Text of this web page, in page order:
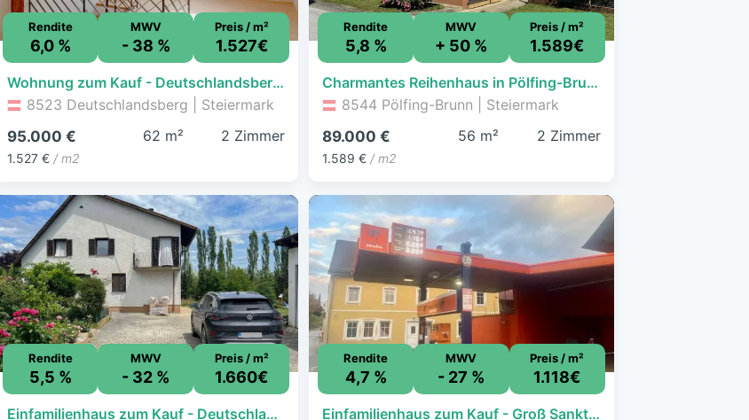
Rendite
6,0 %
MWV
- 38 %
Preis / m²
1.527€
Wohnung zum Kauf - Deutschlandsberg - 95.000 € - 2 Zimmer, 62,2 m², 2. Geschoss
8523 Deutschlandsberg | Steiermark
95.000 €
1.527 €/ m2
62 m² 2 Zimmer
Rendite
5,8 %
MWV
+ 50 %
Preis / m²
1.589€
Charmantes Reihenhaus in Pölfing-Brunn
8544 Pölfing-Brunn | Steiermark
89.000 €
1.589 € / m2
56 m² 2 Zimmer
Rendite
5,5 %
MWV
- 32 %
Preis / m²
1.660€
Einfamilienhaus zum Kauf - Deutschlandsberg - 249.000 € - 3 Zimmer, 150 m², 2.000 m² Grundstück
Rendite
4,7 %
MWV
- 27 %
Preis / m²
1.118€
Einfamilienhaus zum Kauf - Groß Sankt Florian - 190.000 € - 170 m², 1.516 m² Grundstück